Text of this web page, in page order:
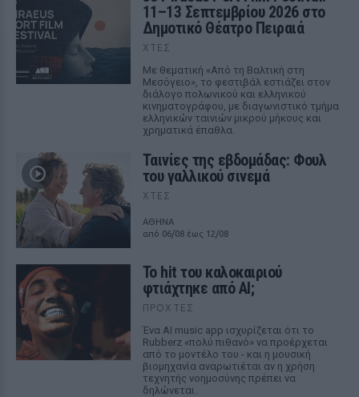
11–13 Σεπτεμβρίου 2026 στο
Δημοτικό Θέατρο Πειραιά
ΧΤΕΣ
Με θεματική «Από τη Βαλτική στη
Μεσόγειο», το φεστιβάλ εστιάζει στον
διάλογο πολωνικού και ελληνικού
κινηματογράφου, με διαγωνιστικό τμήμα
ελληνικών ταινιών μικρού μήκους και
χρηματικά έπαθλα.
Ταινίες της εβδομάδας: Φουλ
του γαλλικού σινεμά
ΧΤΕΣ
ΑΘΗΝΑ
από 06/08 έως 12/08
Το hit του καλοκαιριού
φτιάχτηκε από AI;
ΠΡΟΧΤΈΣ
Ένα AI music app ισχυρίζεται ότι το
Rubberz «πολύ πιθανό» να προέρχεται
από το μοντέλο του - και η μουσική
βιομηχανία αναρωτιέται αν η χρήση
τεχνητής νοημοσύνης πρέπει να
δηλώνεται.